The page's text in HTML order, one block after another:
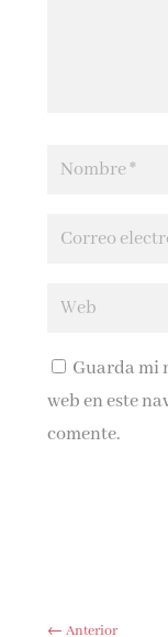
Guarda mi
web en este
comente.
←Anterior